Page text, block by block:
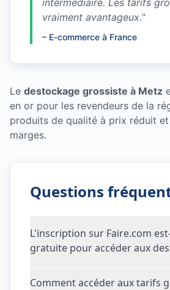
intermédiaire. Les tarifs
vraiment avantageux."
– E-commerce à France
Le destockage grossiste à Metz
en or pour les revendeurs de la
produits de qualité à prix réduit
marges.
Questions
L'inscription sur Faire.com
gratuite pour accéder aux
Comment accéder aux tarifs